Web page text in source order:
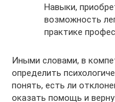
Навыки,
возможность
практике
Иными словами, в
определить
понять, есть ли
оказать помощь и